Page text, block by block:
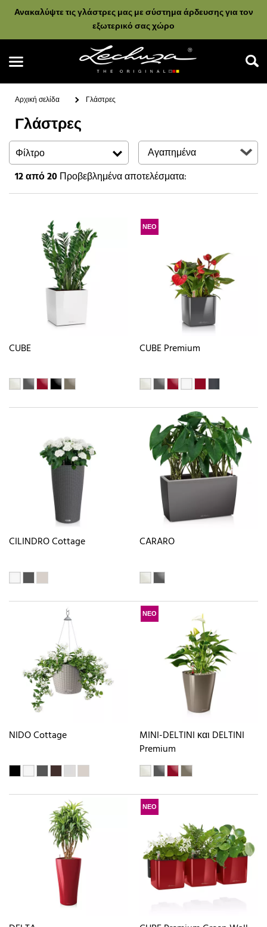
Ανακαλύψτε τις γλάστρες μας με σύστημα άρδευσης για τον
εξωτερικό σας χώρο
Αναζήτηση
Αρχική σελίδα Γλάστρες
Γλάστρες
Φίλτρο
12από 20Προβεβλημένα αποτελέσματα:
CUBE
ΝΕΟ
CUBE Premium
CILINDRO Cottage CARARO
NIDO Cottage
ΝΕΟ
MINI-DELTINI και DELTINI
Premium
ΝΕΟ